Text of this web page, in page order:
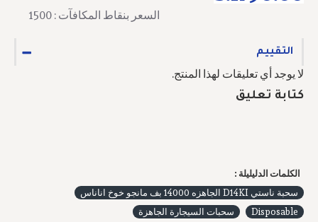
السعر بنقاط المكافآت : 1500
التقييم
لا يوجد أي تعليقات لهذا المنتج.
كتابة تعليق
الكلمات الدليليلة :
سحبة ناستي D14KI الجاهزه 14000 بف مانجو خوخ اناناس
Disposable
سحبات السيجارة الجاهزة